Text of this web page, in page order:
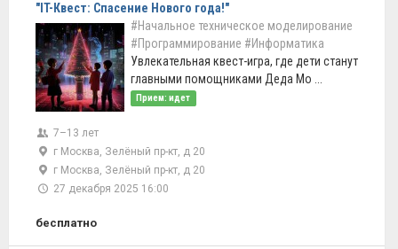
"IT-Квест: Спасение Нового года!"
#Начальное техническое моделирование
#Программирование #Информатика
Увлекательная квест-игра, где дети станут
главными помощниками Деда Мо ...
Прием: идет
7–13 лет
г Москва, Зелёный пр-кт, д 20
г Москва, Зелёный пр-кт, д 20
27 декабря 2025 16:00
бесплатно